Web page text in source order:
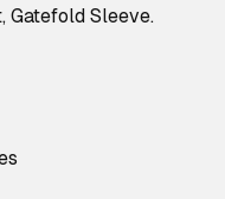
Gatefold Sleeve.